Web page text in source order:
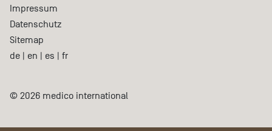
Impressum
Datenschutz
Sitemap
de | en | es | fr
© 2026 medico international